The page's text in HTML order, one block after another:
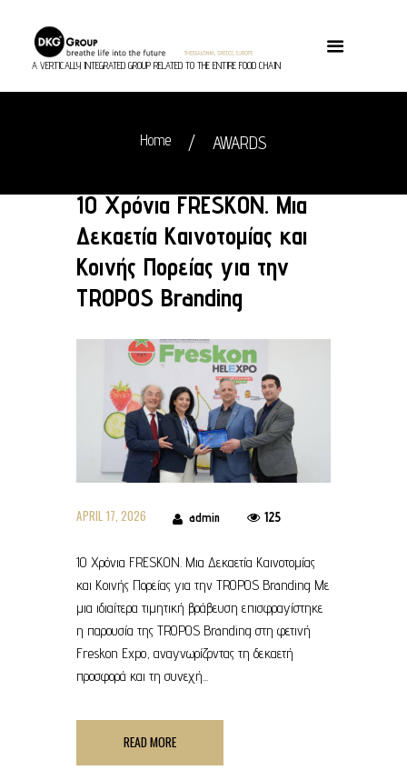
A VERTICALLY INTEGRATED GROUP RELATED TO THE ENTIRE FOOD CHAIN
Home AWARDS
10 Χρόνια FRESKON. Μια
Δεκαετία Καινοτομίας και
Κοινής Πορείας για την
TROPOS Branding
APRIL 17, 2026 admin 125
10 Χρόνια FRESKON. Μια Δεκαετία Καινοτομίας
και Κοινής Πορείας για την TROPOS Branding Με
μια ιδιαίτερα τιμητική βράβευση επισφραγίστηκε
η παρουσία της TROPOS Branding στη φετινή
Freskon Expo, αναγνωρίζοντας τη δεκαετή
προσφορά και τη συνεχή...
READ MORE